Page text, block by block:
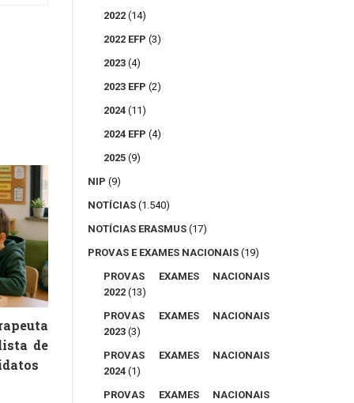
de
2022 (14)
2022 EFP (3)
2023 (4)
2023 EFP (2)
2024 (11)
2024 EFP (4)
2025 (9)
NIP (9)
NOTÍCIAS (1.540)
NOTÍCIAS ERASMUS (17)
PROVAS E EXAMES NACIONAIS (19)
PROVAS EXAMES NACIONAIS
2022 (13)
PROVAS EXAMES NACIONAIS
2023 (3)
PROVAS EXAMES NACIONAIS
2024 (1)
PROVAS EXAMES NACIONAIS